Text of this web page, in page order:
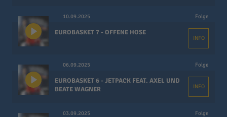
10.09.2025 Folge
EUROBASKET 7 - OFFENE HOSE
INFO
06.09.2025 Folge
EUROBASKET 6 - JETPACK FEAT. AXEL UND
BEATE WAGNER
INFO
03.09.2025 Folge